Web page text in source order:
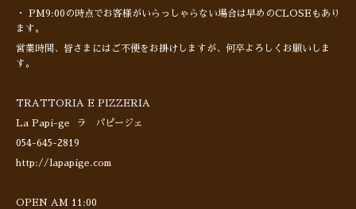
・ PM9:00の時点でお客様がいらっしゃらない場合は早めのCLOSEもあり
ます。
営業時間、皆さまにはご不便をお掛けしますが、何卒よろしくお願いしま
す。
TRATTORIA E PIZZERIA
La Papi-ge ラ パピージェ
054-645-2819
http://lapapige.com
OPEN AM 11:00